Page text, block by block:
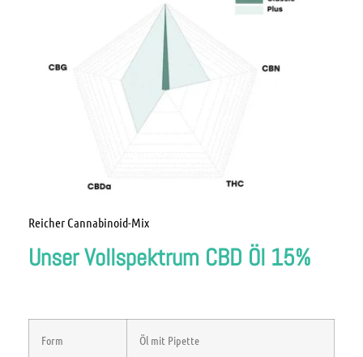
Reicher Cannabinoid-Mix
Unser Vollspektrum CBD Öl 15%
Form Öl mit Pipette